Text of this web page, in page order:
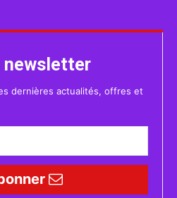
newsletter
dernières actualités, offres et